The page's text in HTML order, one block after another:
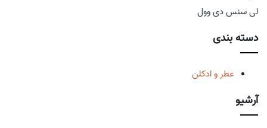
لی سنس دی وول
دسته بندی
عطر و ادکلن
آرشیو